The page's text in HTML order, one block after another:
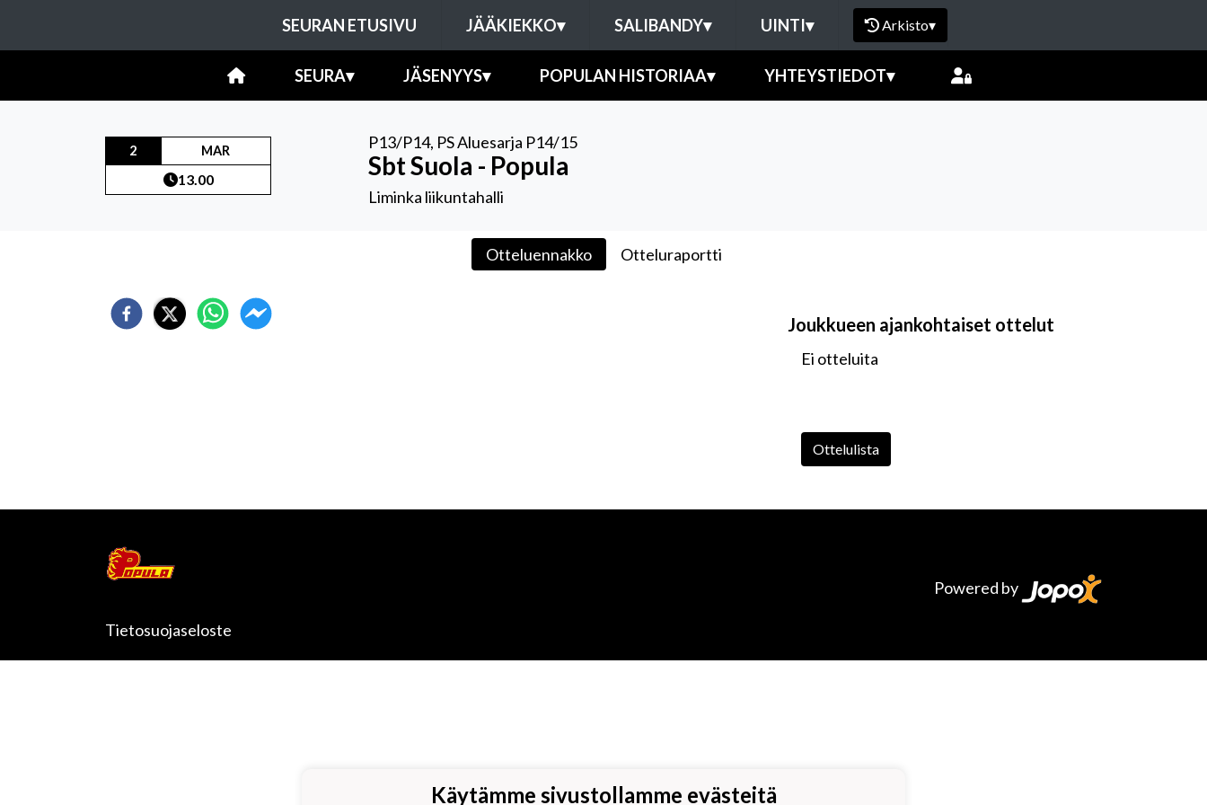
SEURAN ETUSIVU JÄÄKIEKKO▾ SALIBANDY▾ UINTI▾ Arkisto▾
SEURA▾ JÄSENYYS▾ POPULAN HISTORIAA▾ YHTEYSTIEDOT▾
2 MAR
13.00
P13/P14, PS Aluesarja P14/15
Sbt Suola - Popula
Liminka liikuntahalli
Otteluennakko Otteluraportti
Joukkueen ajankohtaiset ottelut
Ei otteluita
Ottelulista
Tietosuojaseloste
Powered by
Käytämme sivustollamme evästeitä